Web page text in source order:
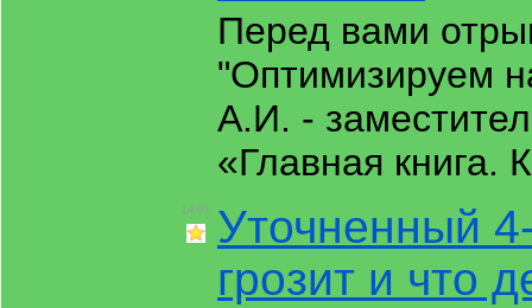
Перед вами
"Оптимизируем
А.И. -
«Главная
14:03
Уточненный
грозит и что